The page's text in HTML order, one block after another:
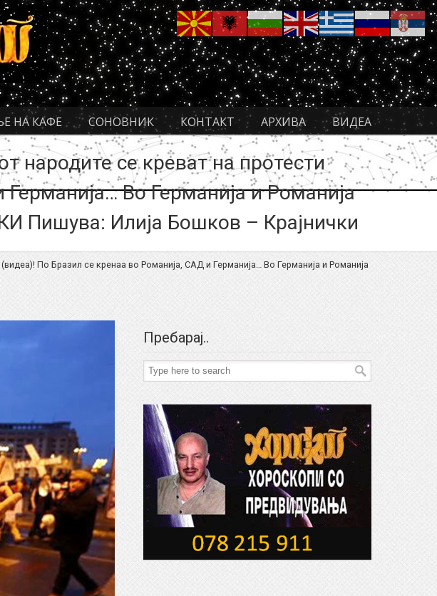
НА КАФЕ СОНОВНИК КОНТАКТ АРХИВА ВИДЕА
народите се креват на протести
Во Германија и Романија
Пишува: Илија Бошков – Крајнички
По Бразил се кренаа во Романија, САД и Германија… Во Германија и Романија
Пребарај..